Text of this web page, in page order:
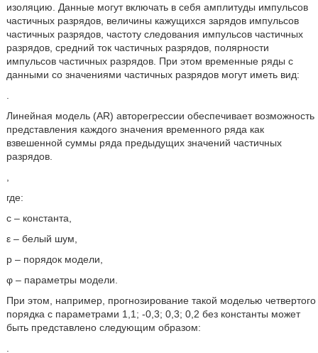
изоляцию. Данные могут включать в себя амплитуды импульсов
частичных разрядов, величины кажущихся зарядов импульсов
частичных разрядов, частоту следования импульсов частичных
разрядов, средний ток частичных разрядов, полярности
импульсов частичных разрядов. При этом временные ряды с
данными со значениями частичных разрядов могут иметь вид:
Линейная модель (AR) авторегрессии обеспечивает возможность
представления каждого значения временного ряда как
взвешенной суммы ряда предыдущих значений частичных
разрядов.
где:
c – константа,
ε – белый шум,
p – порядок модели,
φ – параметры модели.
При этом, например, прогнозирование такой моделью четвертого
порядка с параметрами 1,1; -0,3; 0,3; 0,2 без константы может
быть представлено следующим образом: